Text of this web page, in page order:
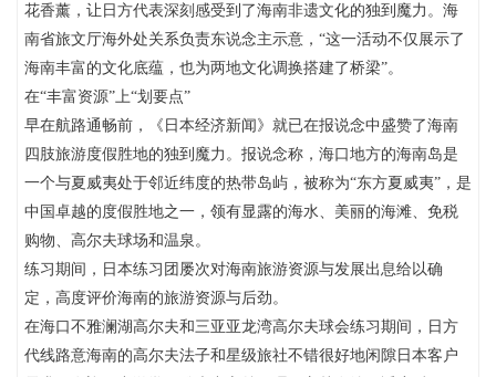
花香薰，让日方代表深刻感受到了海南非遗文化的独到魔力。海
南省旅文厅海外处关系负责东说念主示意，“这一活动不仅展示了
海南丰富的文化底蕴，也为两地文化调换搭建了桥梁”。
在“丰富资源”上“划要点”
早在航路通畅前，《日本经济新闻》就已在报说念中盛赞了海南
四肢旅游度假胜地的独到魔力。报说念称，海口地方的海南岛是
一个与夏威夷处于邻近纬度的热带岛屿，被称为“东方夏威夷”，是
中国卓越的度假胜地之一，领有显露的海水、美丽的海滩、免税
购物、高尔夫球场和温泉。
练习期间，日本练习团屡次对海南旅游资源与发展出息给以确
定，高度评价海南的旅游资源与后劲。
在海口不雅澜湖高尔夫和三亚亚龙湾高尔夫球会练习期间，日方
代线路意海南的高尔夫法子和星级旅社不错很好地闲隙日本客户